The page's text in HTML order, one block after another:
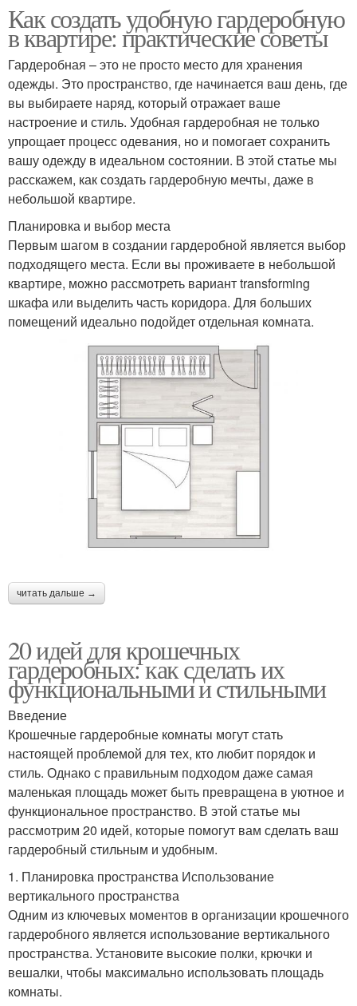
Как создать удобную гардеробную
в квартире: практические советы
Гардеробная – это не просто место для хранения
одежды. Это пространство, где начинается ваш день, где
вы выбираете наряд, который отражает ваше
настроение и стиль. Удобная гардеробная не только
упрощает процесс одевания, но и помогает сохранить
вашу одежду в идеальном состоянии. В этой статье мы
расскажем, как создать гардеробную мечты, даже в
небольшой квартире.
Планировка и выбор места
Первым шагом в создании гардеробной является выбор
подходящего места. Если вы проживаете в небольшой
квартире, можно рассмотреть вариант transforming
шкафа или выделить часть коридора. Для больших
помещений идеально подойдет отдельная комната.
читать дальше →
20 идей для крошечных
гардеробных: как сделать их
функциональными и стильными
Введение
Крошечные гардеробные комнаты могут стать
настоящей проблемой для тех, кто любит порядок и
стиль. Однако с правильным подходом даже самая
маленькая площадь может быть превращена в уютное и
функциональное пространство. В этой статье мы
рассмотрим 20 идей, которые помогут вам сделать ваш
гардеробный стильным и удобным.
1. Планировка пространства Использование
вертикального пространства
Одним из ключевых моментов в организации крошечного
гардеробного является использование вертикального
пространства. Установите высокие полки, крючки и
вешалки, чтобы максимально использовать площадь
комнаты.